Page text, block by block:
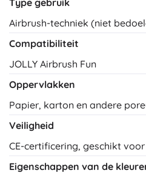
Type gebruik
Airbrush-techniek (niet
Compatibiliteit
JOLLY Airbrush Fun
Oppervlakken
Papier, karton en andere
Veiligheid
CE-certificering, geschikt
Eigenschappen van de